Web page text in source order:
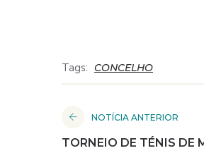
Tags: CONCELHO
NOTÍCIA ANTERIOR
TORNEIO DE TÉNIS DE